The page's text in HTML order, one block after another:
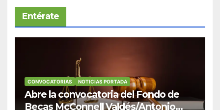
Entérate
CONVOCATORIAS NOTICIAS PORTADA
Abre la convocatoria del Fondo de
Becas McConnell Valdés/Antonio